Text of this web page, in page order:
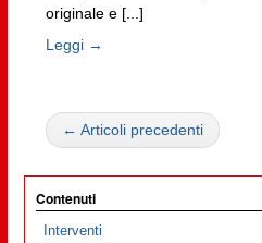
originale e [...]
Leggi →
← Articoli precedenti
Contenuti
Interventi